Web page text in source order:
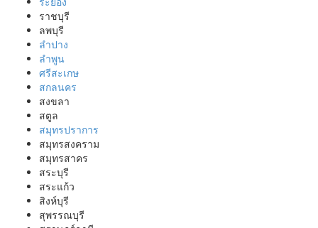
ราชบุรี
ลพบุรี
ลำปาง
ลำพูน
ศรีสะเกษ
สกลนคร
สงขลา
สตูล
สมุทรปราการ
สมุทรสงคราม
สมุทรสาคร
สระบุรี
สระแก้ว
สิงห์บุรี
สุพรรณบุรี